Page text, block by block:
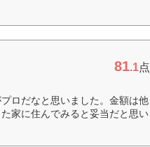
81.1点
ロだなと思いました。金額は他
家に住んでみると妥当だと思い